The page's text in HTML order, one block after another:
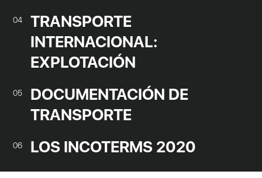
04
TRANSPORTE
INTERNACIONAL:
EXPLOTACIÓN
05
DOCUMENTACIÓN DE
TRANSPORTE
06 LOS INCOTERMS 2020